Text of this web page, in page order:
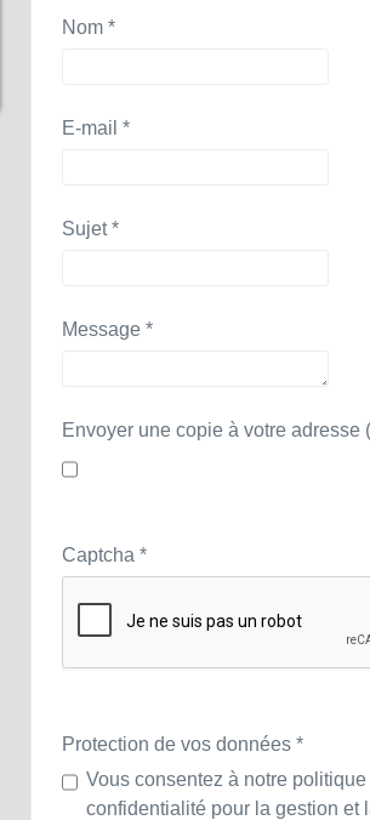
Nom *
E-mail *
Sujet*
Message *
Envoyer une copie à votre adresse
Captcha *
Protection de vos données *
Vous consentez à notre politique
confidentialité pour la gestion et